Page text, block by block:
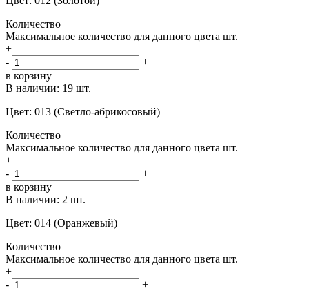
Количество
Максимальное количество для данного цвета шт.
+
-
+
в корзину
В наличии: 19 шт.
Цвет: 013 (Светло-абрикосовый)
Количество
Максимальное количество для данного цвета шт.
+
-
+
в корзину
В наличии: 2 шт.
Цвет: 014 (Оранжевый)
Количество
Максимальное количество для данного цвета шт.
+
-
+